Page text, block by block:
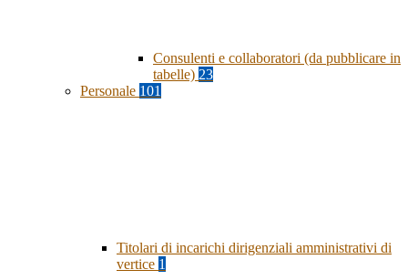
Consulenti e collaboratori (da pubblicare in
tabelle) 23
Personale 101
Titolari di incarichi dirigenziali amministrativi di
vertice 1